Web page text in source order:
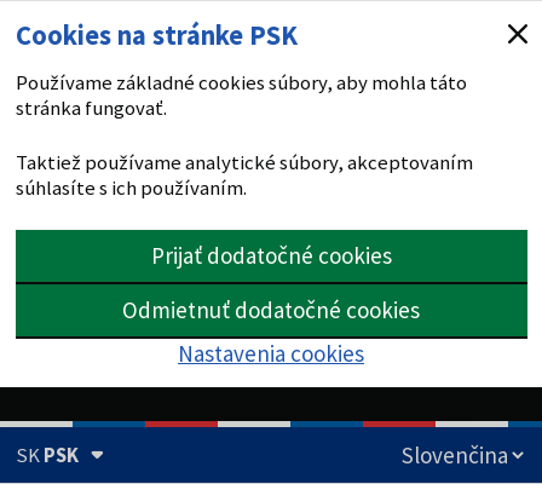
Cookies na stránke PSK
Používame základné cookies súbory, aby mohla táto
stránka fungovať.
Taktiež používame analytické súbory, akceptovaním
súhlasíte s ich používaním.
Prijať dodatočné cookies
Odmietnuť dodatočné cookies
Nastavenia cookies
SKPSK